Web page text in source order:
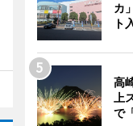
カ
ト
高
で